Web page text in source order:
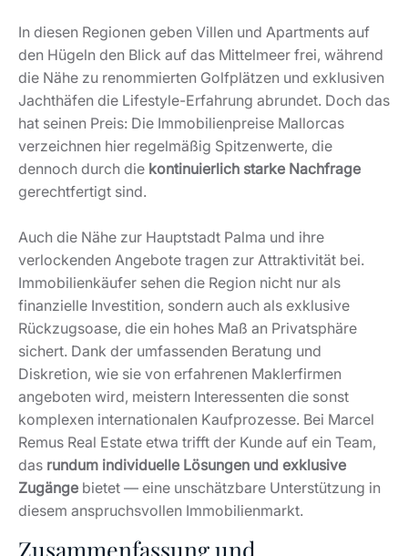
In diesen Regionen geben Villen und Apartments auf
den Hügeln den Blick auf das Mittelmeer frei, während
die Nähe zu renommierten Golfplätzen und exklusiven
Jachthäfen die Lifestyle-Erfahrung abrundet. Doch das
hat seinen Preis: Die Immobilienpreise Mallorcas
verzeichnen hier regelmäßig Spitzenwerte, die
dennoch durch die kontinuierlich starke Nachfrage
gerechtfertigt sind.
Auch die Nähe zur Hauptstadt Palma und ihre
verlockenden Angebote tragen zur Attraktivität bei.
Immobilienkäufer sehen die Region nicht nur als
finanzielle Investition, sondern auch als exklusive
Rückzugsoase, die ein hohes Maß an Privatsphäre
sichert. Dank der umfassenden Beratung und
Diskretion, wie sie von erfahrenen Maklerfirmen
angeboten wird, meistern Interessenten die sonst
komplexen internationalen Kaufprozesse. Bei Marcel
Remus Real Estate etwa trifft der Kunde auf ein Team,
das rundum individuelle Lösungen und exklusive
Zugänge bietet — eine unschätzbare Unterstützung in
diesem anspruchsvollen Immobilienmarkt.
Zusammenfassung und